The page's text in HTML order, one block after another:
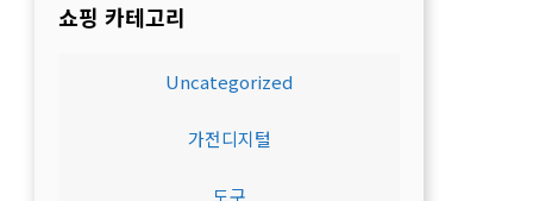
쇼핑 카테고리
Uncategorized
가전디지털
도구